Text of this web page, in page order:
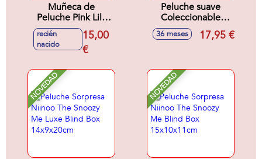
Muñeca de
Peluche Pink Lily
28x18x5 cm
recién
nacido
15,00
€
Peluche suave
Coleccionable
Hyojo Series
I.18x11x9cm. -
36 meses 17,95 €
NOVEDAD NOVEDAD